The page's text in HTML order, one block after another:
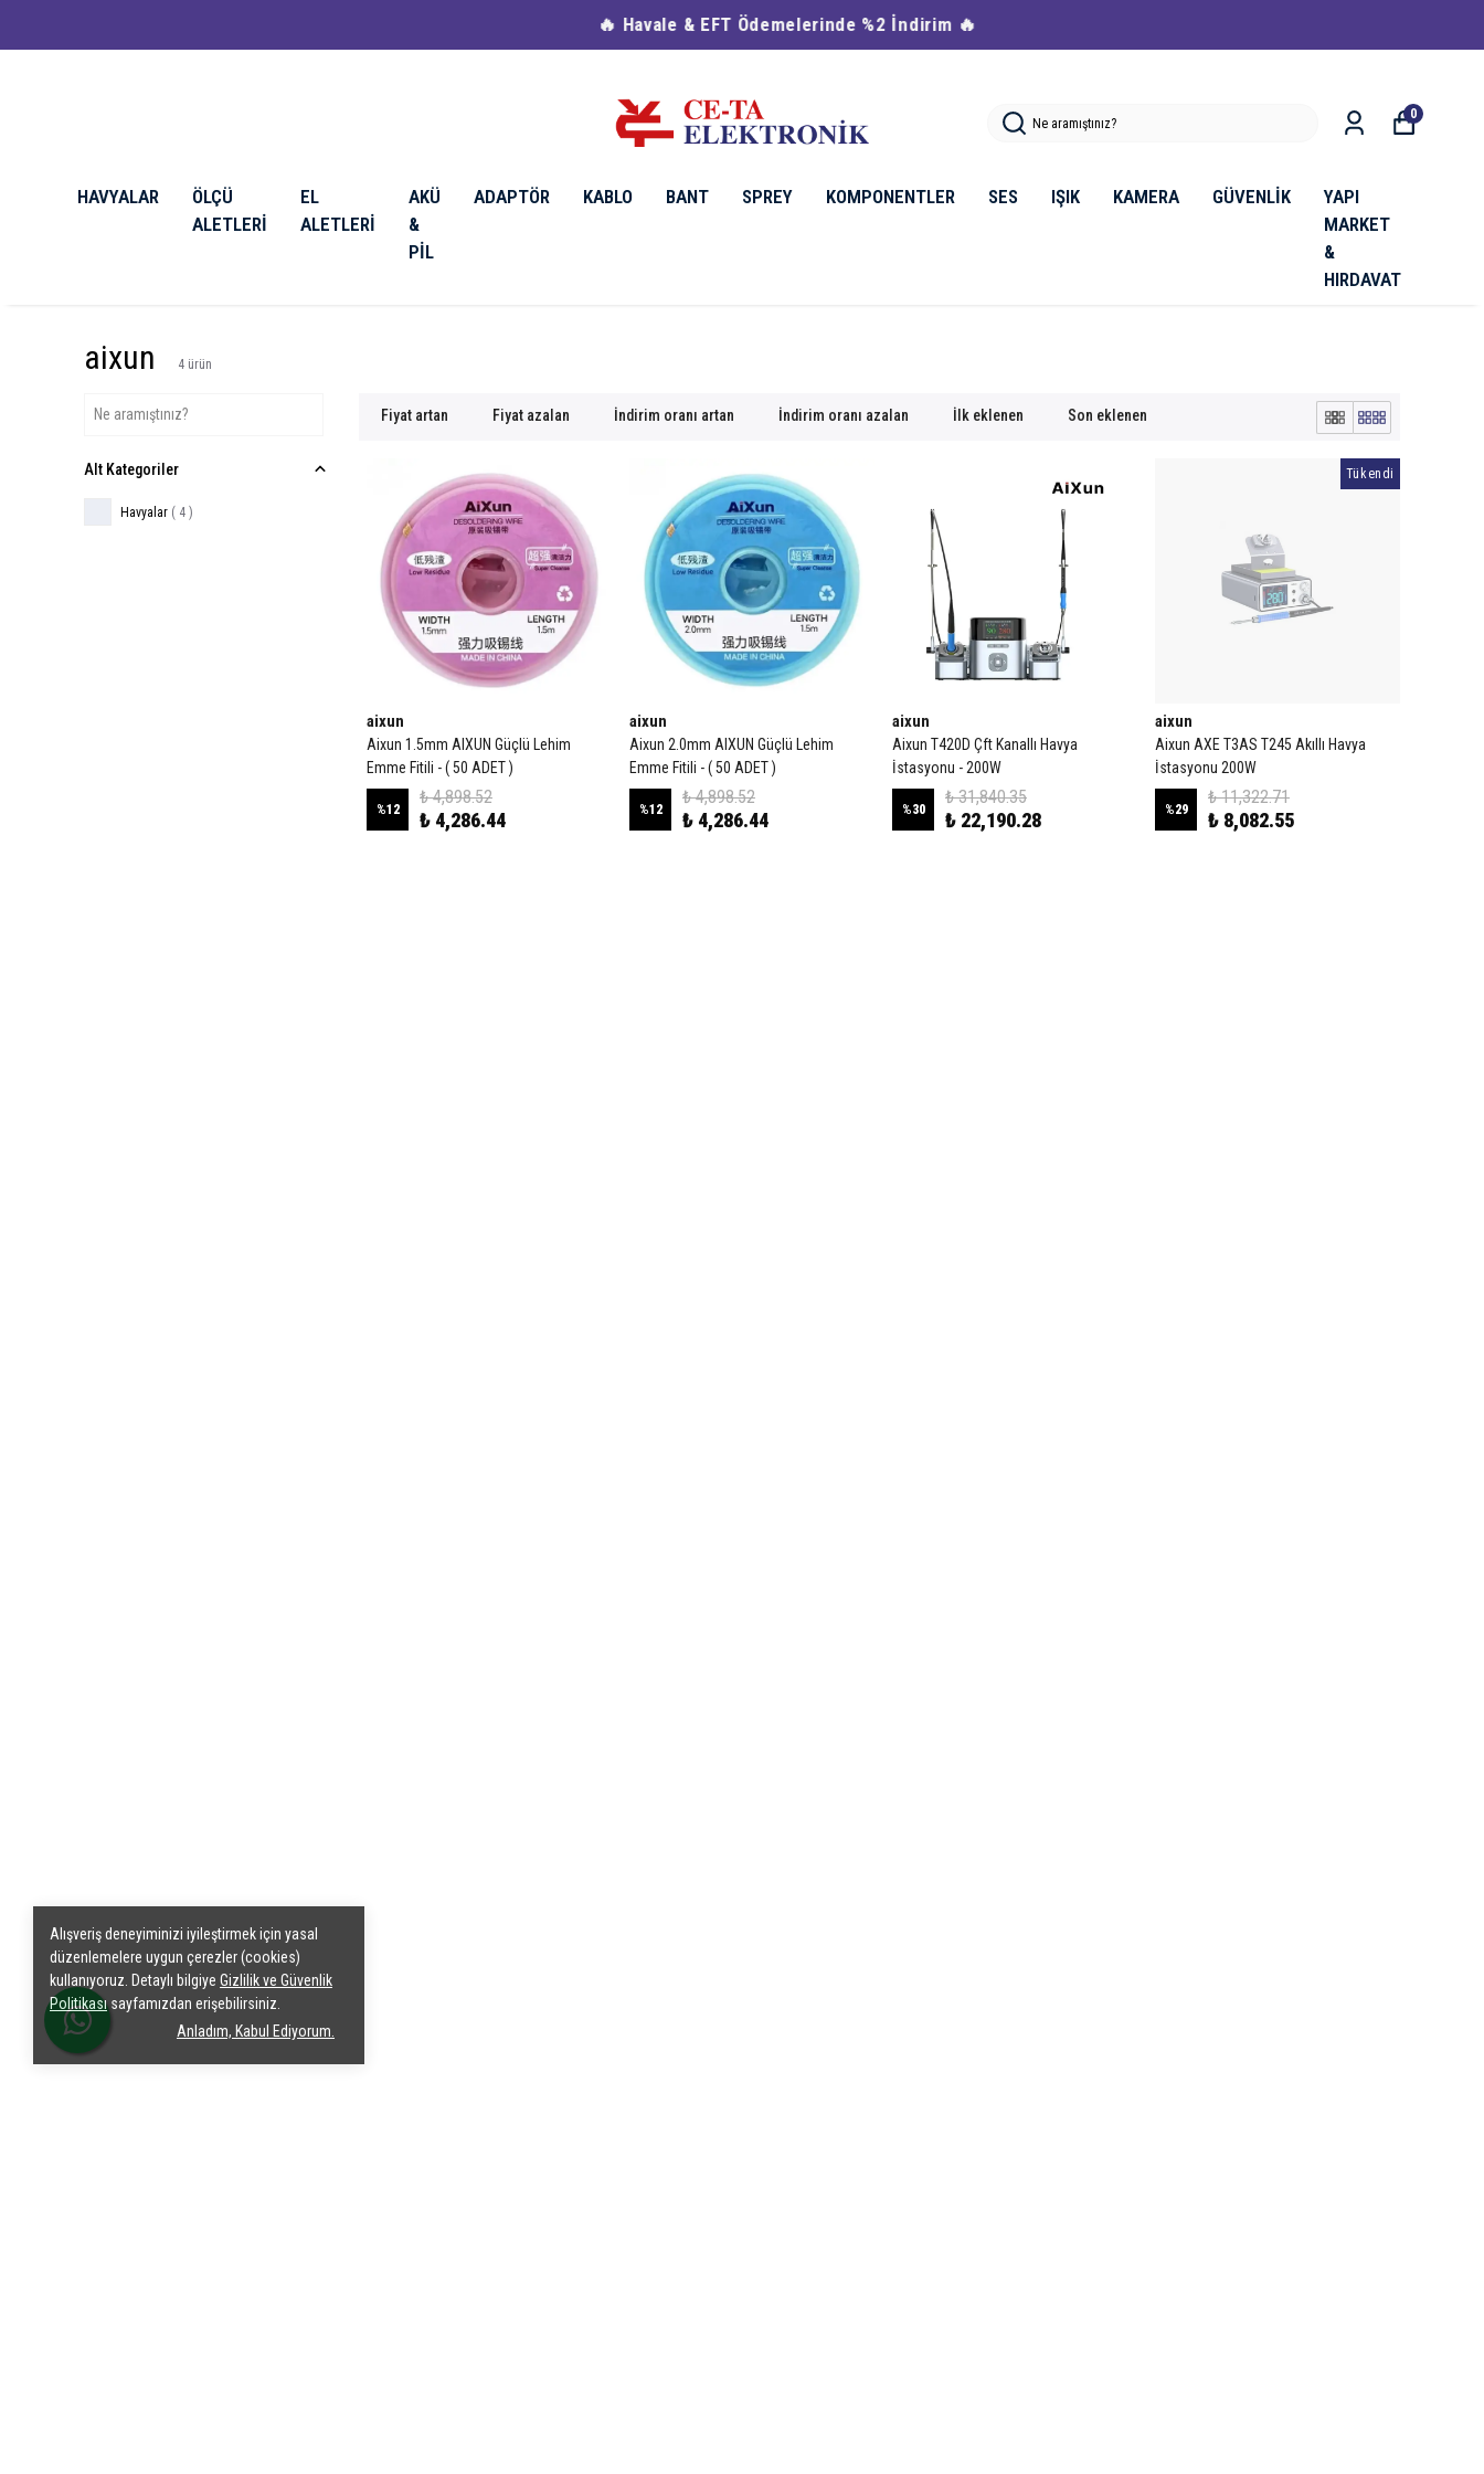
🔥 Havale & EFT Ödemelerinde %2 İndirim 🔥
HAVYALAR
ÖLÇÜ
ALETLERİ
EL
ALETLERİ
AKÜ
&
PİL
ADAPTÖR KABLO BANT SPREY KOMPONENTLER SES IŞIK KAMERA GÜVENLİK
YAPI
MARKET
&
HIRDAVAT
0
Alışveriş deneyiminizi iyileştirmek için yasal
düzenlemelere uygun çerezler (cookies)
kullanıyoruz. Detaylı bilgiye Gizlilik ve Güvenlik
Politikasısayfamızdan erişebilirsiniz.
Anladım, Kabul Ediyorum.
aixun 4 ürün
Fiyat artan Fiyat azalan İndirim oranı artan İndirim oranı azalan İlk eklenen Son eklenen
Alt Kategoriler
Havyalar ( 4 )
aixun
Aixun 1.5mm AIXUN Güçlü Lehim
Emme Fitili - ( 50 ADET )
%12
₺ 4,898.52
₺ 4,286.44
aixun
Aixun 2.0mm AIXUN Güçlü Lehim
Emme Fitili - ( 50 ADET )
%12
₺ 4,898.52
₺ 4,286.44
aixun
Aixun T420D Çft Kanallı Havya
İstasyonu - 200W
%30
₺ 31,840.35
₺ 22,190.28
Tükendi
aixun
Aixun AXE T3AS T245 Akıllı Havya
İstasyonu 200W
%29
₺ 11,322.71
₺ 8,082.55